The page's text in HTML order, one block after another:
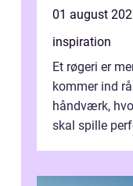
01 august
inspiration
Et røgeri er
kommer ind
håndværk,
skal spille